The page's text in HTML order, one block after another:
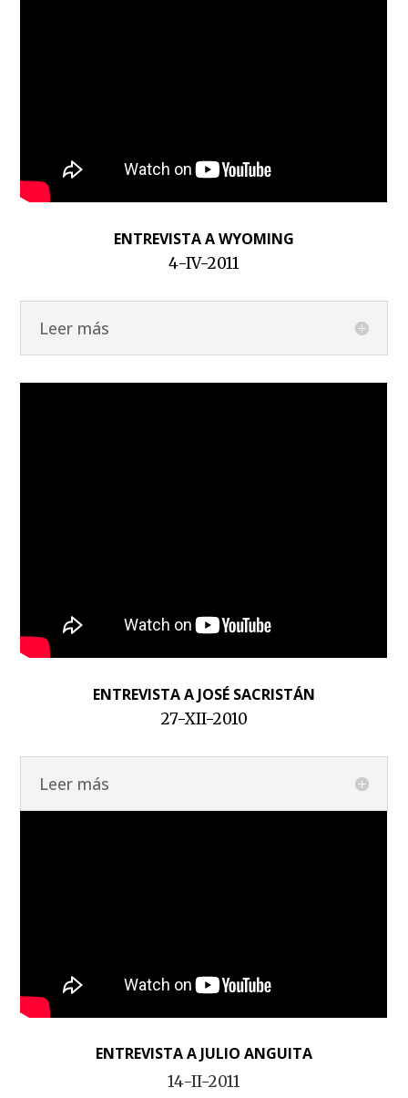
ENTREVISTA A WYOMING
4-IV-2011
Leer más
ENTREVISTA A JOSÉ SACRISTÁN
27-XII-2010
Leer más
ENTREVISTA A JULIO ANGUITA
14-II-2011